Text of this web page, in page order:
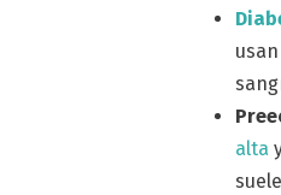
alta